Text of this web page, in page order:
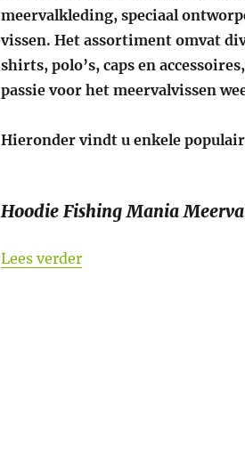
meervalkleding, speciaal
vissen. Het assortiment omvat
shirts, polo’s, caps en
passie voor het meervalvissen
Hieronder vindt u enkele
Hoodie Fishing Mania
Lees verder“De mooiste Meerval